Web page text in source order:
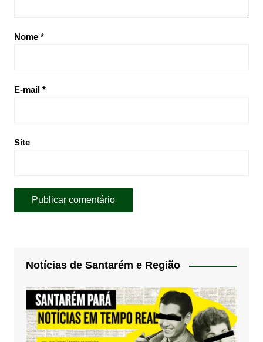
Nome *
E-mail *
Site
Notícias de Santarém e Região